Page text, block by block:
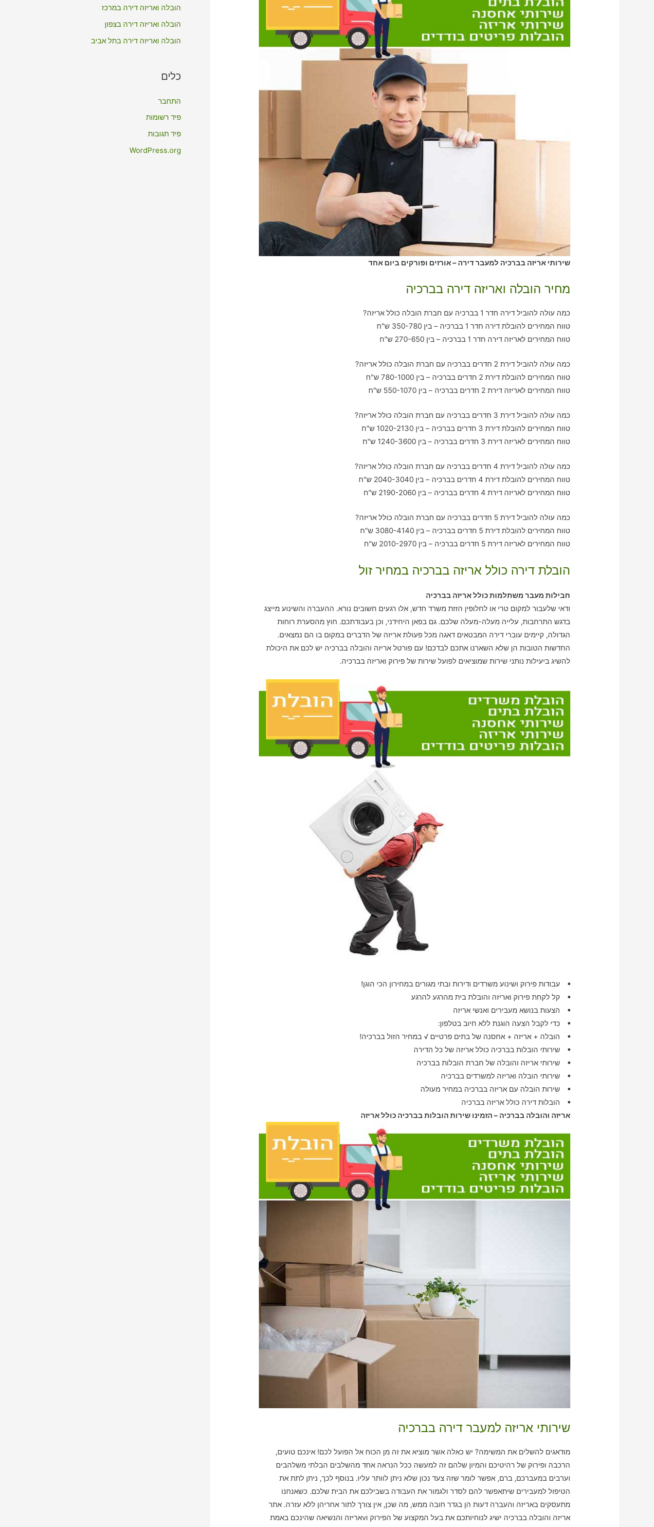
שירותי אריזה בברכיה למעבר דירה – אורזים ופורקים ביום אחד
מחיר הובלה ואריזה דירה בברכיה
כמה עולה להוביל דירה חדר 1 בברכיה עם חברת הובלה כולל אריזה?
טווח המחירים להובלת דירה חדר 1 בברכיה – בין 350-780 ש"ח
טווח המחירים לאריזה דירה חדר 1 בברכיה – בין 270-650 ש"ח
כמה עולה להוביל דירת 2 חדרים בברכיה עם חברת הובלה כולל אריזה?
טווח המחירים להובלת דירת 2 חדרים בברכיה – בין 780-1000 ש"ח
טווח המחירים לאריזה דירת 2 חדרים בברכיה – בין 550-1070 ש"ח
כמה עולה להוביל דירת 3 חדרים בברכיה עם חברת הובלה כולל אריזה?
טווח המחירים להובלת דירת 3 חדרים בברכיה – בין 1020-2130 ש"ח
טווח המחירים לאריזה דירת 3 חדרים בברכיה – בין 1240-3600 ש"ח
כמה עולה להוביל דירת 4 חדרים בברכיה עם חברת הובלה כולל אריזה?
טווח המחירים להובלת דירת 4 חדרים בברכיה – בין 2040-3040 ש"ח
טווח המחירים לאריזה דירת 4 חדרים בברכיה – בין 2190-2060 ש"ח
כמה עולה להוביל דירת 5 חדרים בברכיה עם חברת הובלה כולל אריזה?
טווח המחירים להובלת דירת 5 חדרים בברכיה – בין 3080-4140 ש"ח
טווח המחירים לאריזה דירת 5 חדרים בברכיה – בין 2010-2970 ש"ח
הובלת דירה כולל אריזה בברכיה במחיר זול
חבילות מעבר משתלמות כולל אריזה בברכיה
ודאי שלעבור למקום טרי או לחלופין הזזת משרד חדש, אלו רגעים חשובים נורא. ההעברה והשינוע מייצג
בדגש התרחבות, עלייה מעלה-מעלה שלכם. גם בפאן היחידני, וכן בעבודתכם. חוץ מהסערת רוחות
הגדולה, קיימים עוברי דירה המבטאים דאגה מכל פעולת אריזה של הדברים במקום בו הם נמצאים.
החדשות הטובות הן שלא השארנו אתכם לבדכם! עם פורטל אריזה והובלה בברכיה יש לכם את היכולת
להשיג ביעילות נותני שירות שמוציאים לפועל שירות של פירוק ואריזה בברכיה.
עבודות פירוק ושינוע משרדים ודירות ובתי מגורים במחירון הכי הוגן!
קל לקחת פירוק ואריזה והובלת בית מהרגע להרגע
הצעות בנושא מעבירים ואנשי אריזה
כדי לקבל הצעה הוגנת ללא חיוב בטלפון:
הובלה + אריזה + אחסנה של בתים פרטיים √ במחיר הזול בברכיה!
שירותי הובלות בברכיה כולל אריזה של כל הדירה
שירותי אריזה והובלה של חברת הובלות בברכיה
שירותי הובלה ואריזה למשרדים בברכיה
שירות הובלה עם אריזה בברכיה במחיר מעולה
הובלות דירה כולל אריזה בברכיה
אריזה והובלה בברכיה – הזמינו שירות הובלות בברכיה כולל אריזה
שירותי אריזה למעבר דירה בברכיה
מודאגים להשלים את המשימה? יש כאלה אשר מוציא את זה מן הכוח אל הפועל לכם! אינכם טועים,
הרכבה ופירוק של רהיטיכם והמיון שלהם זה למעשה ככל הנראה אחד מהשלבים הבלתי משלהבים
וערבים במעברכם, ברם, אפשר לומר שזה צעד נכון שלא ניתן לוותר עליו. בנוסף לכך, ניתן לתת את
הטיפול למעבירים שיתאפשר להם לסדר ולגמור את העבודה בשבילכם את הבית שלכם. כשאנחנו
מתעסקים באריזה והעברה דעות הן בגדר חובה ממש, מה שכן, אין צורך לתור אחריהן ללא עזרה. אתר
אריזה והובלה בברכיה ישיג לנוחיותכם את בעל המקצוע של הפירוק וvאריזה והנשיאה שהינכם באמת
הובלה ואריזה דירה במרכז
הובלה ואריזה דירה בצפון
הובלה ואריזה דירה בתל אביב
כלים
התחבר
פיד רשומות
פיד תגובות
WordPress.org